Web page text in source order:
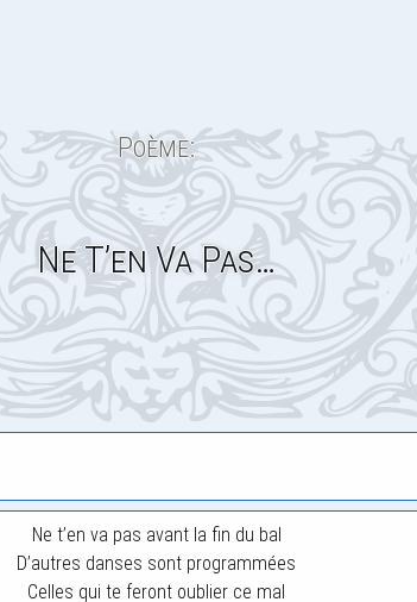
Poème:
Ne T’en Va Pas…
Ne t’en va pas avant la fin du bal
D’autres danses sont programmées
Celles qui te feront oublier ce mal